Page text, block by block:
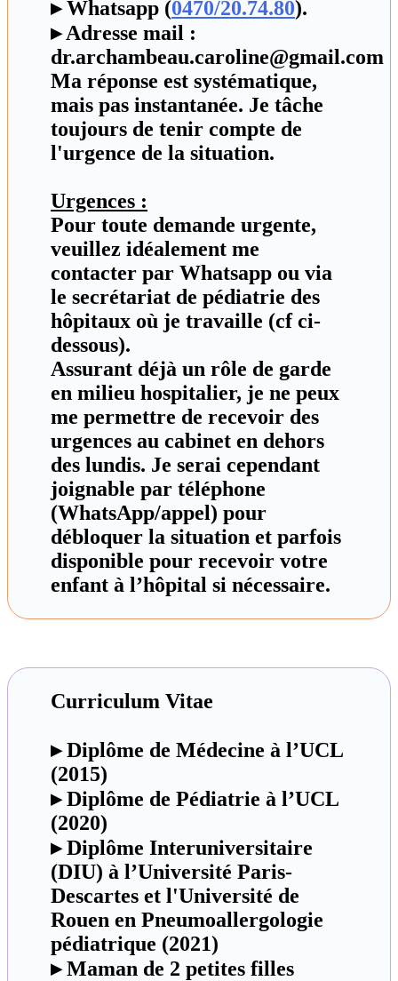
▸ Whatsapp (0470/20.74.80).
▸ Adresse mail :
dr.archambeau.caroline@gmail.com
Ma réponse est systématique,
mais pas instantanée. Je tâche
toujours de tenir compte de
l'urgence de la situation.
Urgences :
Pour toute demande urgente,
veuillez idéalement me
contacter par Whatsapp ou via
le secrétariat de pédiatrie des
hôpitaux où je travaille (cf ci-
dessous).
Assurant déjà un rôle de garde
en milieu hospitalier, je ne peux
me permettre de recevoir des
urgences au cabinet en dehors
des lundis. Je serai cependant
joignable par téléphone
(WhatsApp/appel) pour
débloquer la situation et parfois
disponible pour recevoir votre
enfant à l’hôpital si nécessaire.
Curriculum Vitae
▸ Diplôme de Médecine à l’UCL
(2015)
▸ Diplôme de Pédiatrie à l’UCL
(2020)
▸ Diplôme Interuniversitaire
(DIU) à l’Université Paris-
Descartes et l'Université de
Rouen en Pneumoallergologie
pédiatrique (2021)
▸ Maman de 2 petites filles